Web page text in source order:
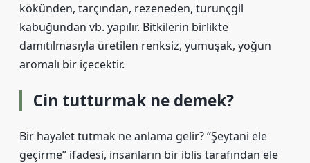
kökünden, tarçından, rezeneden, turunçgil
kabuğundan vb. yapılır. Bitkilerin birlikte
damıtılmasıyla üretilen renksiz, yumuşak, yoğun
aromalı bir içecektir.
Cin tutturmak ne demek?
Bir hayalet tutmak ne anlama gelir? “Şeytani ele
geçirme” ifadesi, insanların bir iblis tarafından ele